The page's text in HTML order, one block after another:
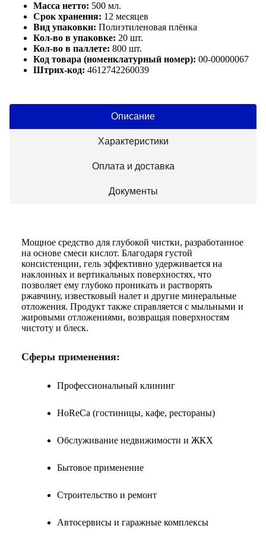
Масса нетто: 500 мл.
Срок хранения: 12 месяцев
Вид упаковки: Полиэтиленовая плёнка
Кол-во в упаковке: 20 шт.
Кол-во в паллете: 800 шт.
Код товара (номенклатурный номер): 00-00000067
Штрих-код: 4612742260039
Описание
Характеристики
Оплата и доставка
Документы
Мощное средство для глубокой чистки, разработанное
на основе смеси кислот. Благодаря густой
консистенции, гель эффективно удерживается на
наклонных и вертикальных поверхностях, что
позволяет ему глубоко проникать и растворять
ржавчину, известковый налет и другие минеральные
отложения. Продукт также справляется с мыльными и
жировыми отложениями, возвращая поверхностям
чистоту и блеск.
Сферы применения:
Профессиональный клининг
HoReCa (гостиницы, кафе, рестораны)
Обслуживание недвижимости и ЖКХ
Бытовое применение
Строительство и ремонт
Автосервисы и гаражные комплексы